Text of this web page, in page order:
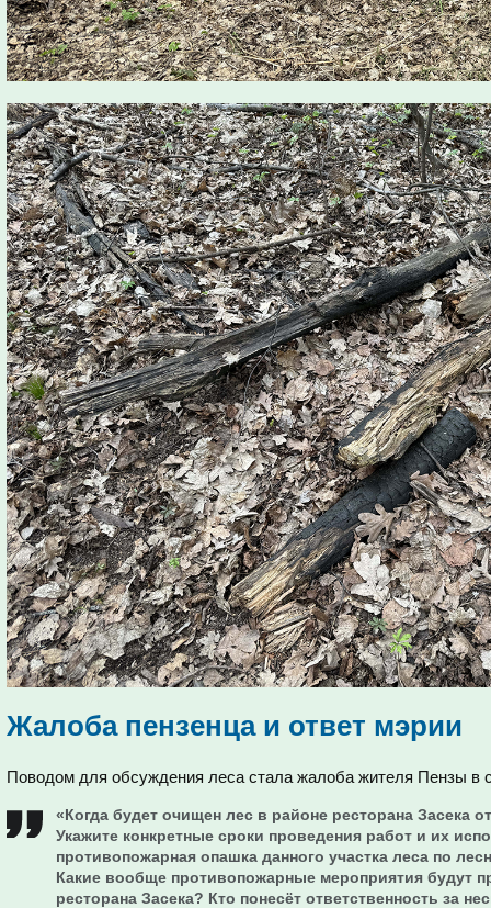
Жалоба пензенца и ответ мэрии
Поводом для обсуждения леса стала жалоба жителя Пензы в
«Когда будет очищен лес в районе ресторана Засека
Укажите конкретные сроки проведения работ и их
противопожарная опашка данного участка леса по
Какие вообще противопожарные мероприятия будут
ресторана Засека? Кто понесёт ответственность за